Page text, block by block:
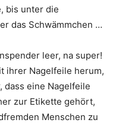
bis unter die
das Schwämmchen …
leer, na super!
ihrer Nagelfeile herum,
dass eine Nagelfeile
zur Etikette gehört,
Menschen zu